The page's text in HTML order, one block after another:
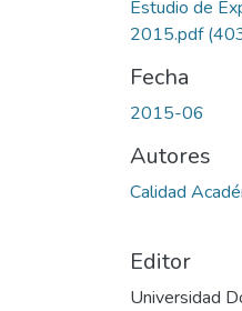
Estudio de
2015.pdf
Fecha
2015-06
Autores
Calidad
Editor
Universidad